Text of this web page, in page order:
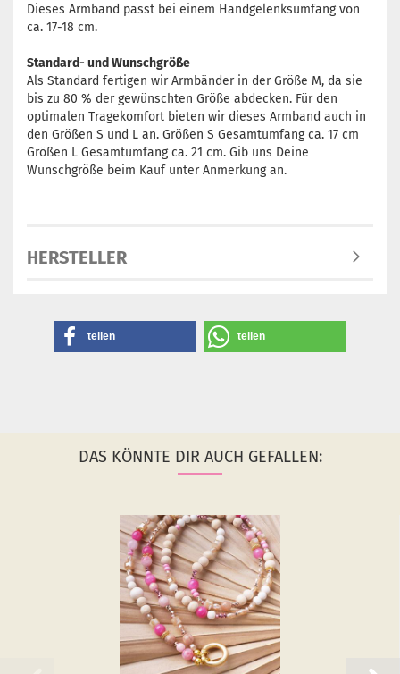
Dieses Armband passt bei einem Handgelenksumfang von
ca. 17-18 cm.
Standard- und Wunschgröße
Als Standard fertigen wir Armbänder in der Größe M, da sie
bis zu 80 % der gewünschten Größe abdecken. Für den
optimalen Tragekomfort bieten wir dieses Armband auch in
den Größen S und L an. Größen S Gesamtumfang ca. 17 cm
Größen L Gesamtumfang ca. 21 cm. Gib uns Deine
Wunschgröße beim Kauf unter Anmerkung an.
HERSTELLER
teilen teilen
DAS KÖNNTE DIR AUCH GEFALLEN: